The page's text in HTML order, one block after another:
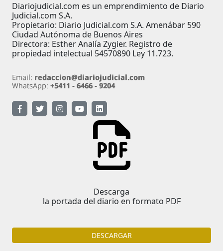
Diariojudicial.com es un emprendimiento de Diario
Judicial.com S.A.
Propietario: Diario Judicial.com S.A. Amenábar 590
Ciudad Autónoma de Buenos Aires
Directora: Esther Analía Zygier. Registro de
propiedad intelectual 54570890 Ley 11.723.
Descarga
la portada del diario en formato PDF
DESCARGAR